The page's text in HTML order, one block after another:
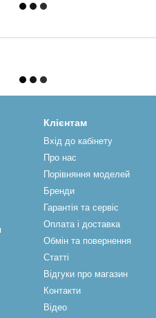
Клієнтам
Вхід до кабінету
Про нас
Порівняння моделей
Бренди
Гарантія та сервіс
Оплата і доставка
Обмін та повернення
Статті
Відгуки про магазин
Контакти
Відео